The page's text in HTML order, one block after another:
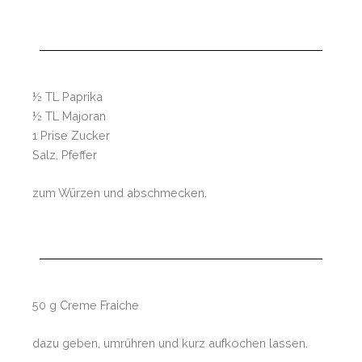
½ TL Paprika
½ TL Majoran
1 Prise Zucker
Salz, Pfeffer
zum Würzen und abschmecken.
50 g Creme Fraiche
dazu geben, umrühren und kurz aufkochen lassen.